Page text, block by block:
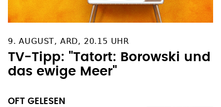
9. AUGUST, ARD, 20.15 UHR
TV-Tipp: "Tatort: Borowski und
das ewige Meer"
OFT GELESEN